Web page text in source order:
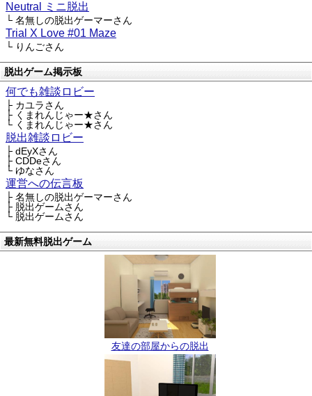
Neutral ミニ脱出
└ 名無しの脱出ゲーマーさん
Trial X Love #01 Maze
└ りんごさん
脱出ゲーム掲示板
何でも雑談ロビー
├ カユラさん
├ くまれんじゃー★さん
└ くまれんじゃー★さん
脱出雑談ロビー
├ dEyXさん
├ CDDeさん
└ ゆなさん
運営への伝言板
├ 名無しの脱出ゲーマーさん
├ 脱出ゲームさん
└ 脱出ゲームさん
最新無料脱出ゲーム
友達の部屋からの脱出